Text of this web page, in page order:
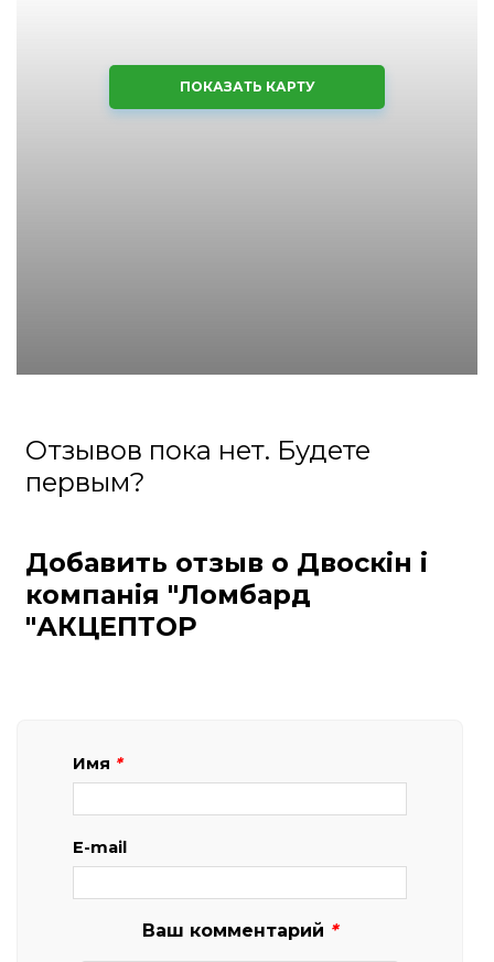
ПОКАЗАТЬ КАРТУ
Отзывов пока нет. Будете
первым?
Добавить отзыв о Двоскін і
компанія "Ломбард
"АКЦЕПТОР
Имя *
E-mail
Ваш комментарий *